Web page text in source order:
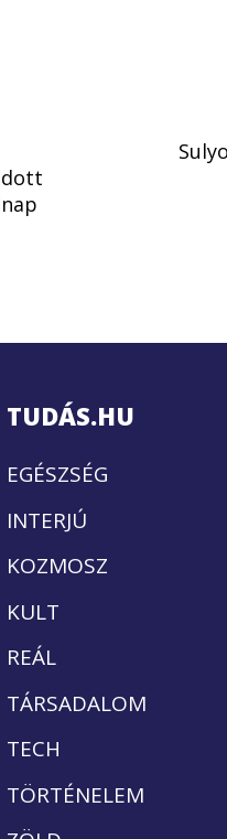
TUDÁS.HU
EGÉSZSÉG
INTERJÚ
KOZMOSZ
KULT
REÁL
TÁRSADALOM
TECH
TÖRTÉNELEM